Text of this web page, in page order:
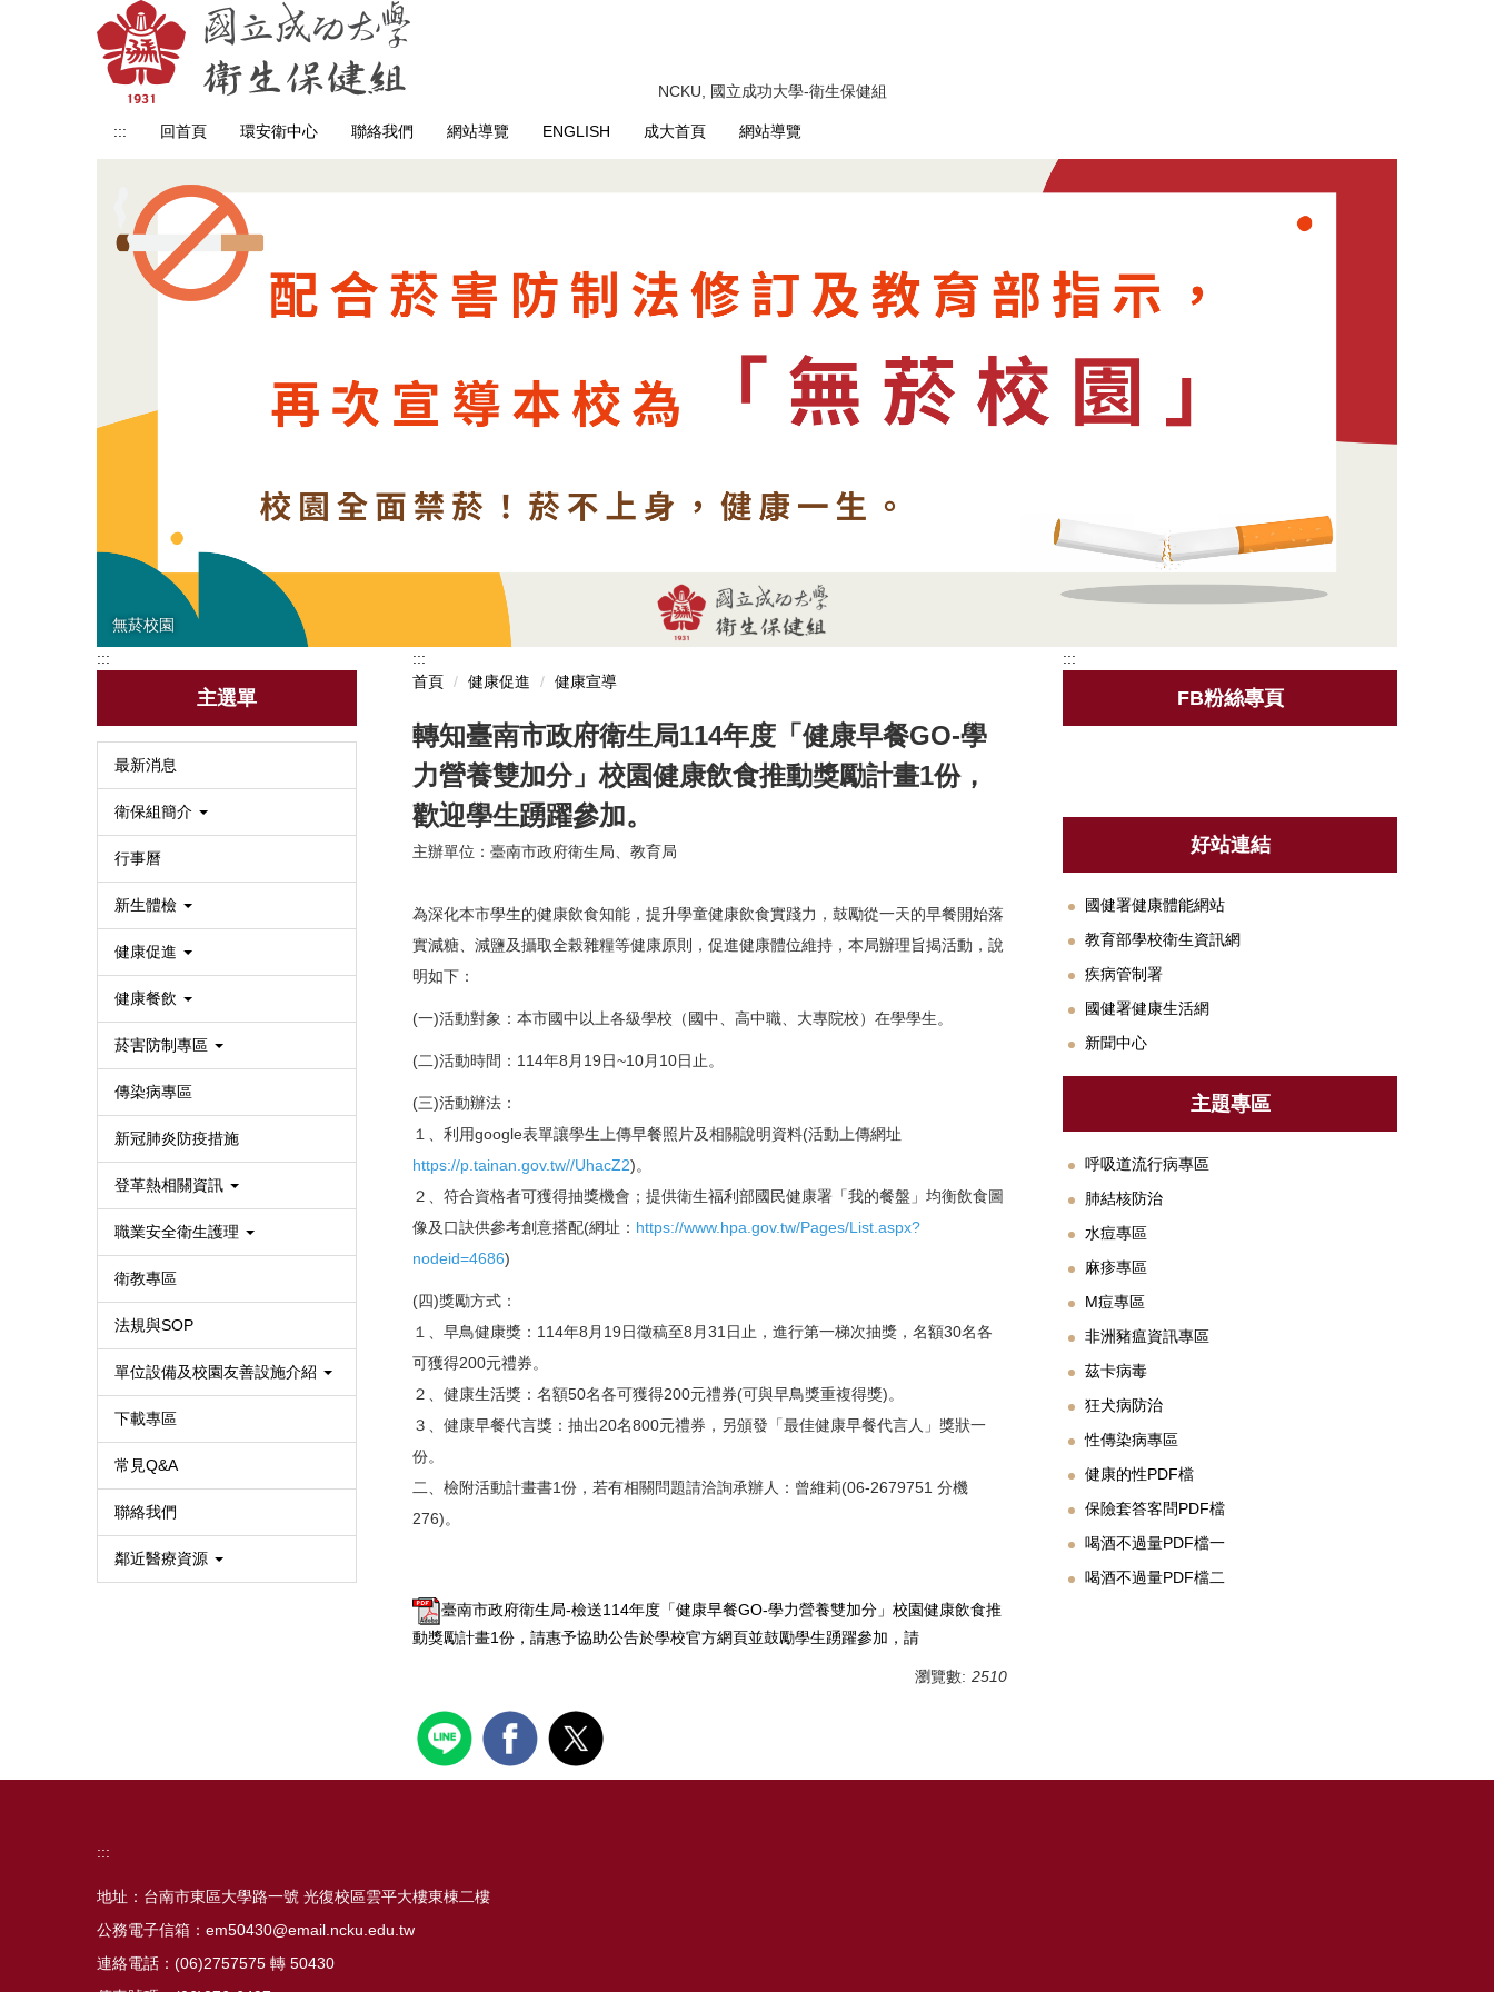
NCKU, 國立成功大學-衛生保健組
::: 回首頁 環安衛中心 聯絡我們 網站導覽 ENGLISH 成大首頁 網站導覽
無菸校園
:::
主選單
最新消息
衛保組簡介
行事曆
新生體檢
健康促進
健康餐飲
菸害防制專區
傳染病專區
新冠肺炎防疫措施
登革熱相關資訊
職業安全衛生護理
衛教專區
法規與SOP
單位設備及校園友善設施介紹
下載專區
常見Q&A
聯絡我們
鄰近醫療資源
:::
首頁
健康促進 健康宣導
轉知臺南市政府衛生局114年度「健康早餐GO-學
力營養雙加分」校園健康飲食推動獎勵計畫1份，
歡迎學生踴躍參加。
主辦單位：臺南市政府衛生局、教育局
為深化本市學生的健康飲食知能，提升學童健康飲食實踐力，鼓勵從一天的早餐開始落
實減糖、減鹽及攝取全榖雜糧等健康原則，促進健康體位維持，本局辦理旨揭活動，說
明如下：
(一)活動對象：本市國中以上各級學校（國中、高中職、大專院校）在學學生。
(二)活動時間：114年8月19日~10月10日止。
(三)活動辦法：
１、利用google表單讓學生上傳早餐照片及相關說明資料(活動上傳網址
https://p.tainan.gov.tw//UhacZ2)。
２、符合資格者可獲得抽獎機會；提供衛生福利部國民健康署「我的餐盤」均衡飲食圖
像及口訣供參考創意搭配(網址： https://www.hpa.gov.tw/Pages/List.aspx?
nodeid=4686)
(四)獎勵方式：
１、早鳥健康獎：114年8月19日徵稿至8月31日止，進行第一梯次抽獎，名額30名各
可獲得200元禮券。
２、健康生活獎：名額50名各可獲得200元禮券(可與早鳥獎重複得獎)。
３、健康早餐代言獎：抽出20名800元禮券，另頒發「最佳健康早餐代言人」獎狀一
份。
二、檢附活動計畫書1份，若有相關問題請洽詢承辦人：曾維莉(06-2679751 分機
276)。
臺南市政府衛生局-檢送114年度「健康早餐GO-學力營養雙加分」校園健康飲食推
動獎勵計畫1份，請惠予協助公告於學校官方網頁並鼓勵學生踴躍參加，請
瀏覽數: 2510
:::
FB粉絲專頁
好站連結
國健署健康體能網站
教育部學校衛生資訊網
疾病管制署
國健署健康生活網
新聞中心
主題專區
呼吸道流行病專區
肺結核防治
水痘專區
麻疹專區
M痘專區
非洲豬瘟資訊專區
茲卡病毒
狂犬病防治
性傳染病專區
健康的性PDF檔
保險套答客問PDF檔
喝酒不過量PDF檔一
喝酒不過量PDF檔二
:::
地址：台南市東區大學路一號 光復校區雲平大樓東棟二樓
公務電子信箱：em50430@email.ncku.edu.tw
連絡電話：(06)2757575 轉 50430